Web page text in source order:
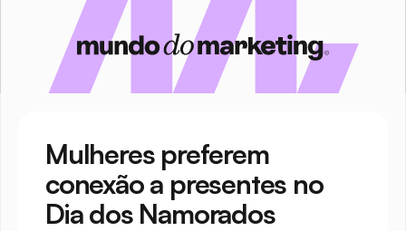
Mulheres preferem
conexão a presentes no
Dia dos Namorados